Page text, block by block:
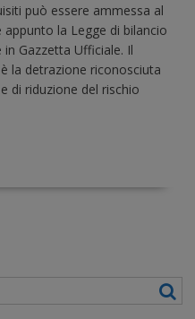
può essere ammessa al
appunto la Legge di bilancio
Gazzetta Ufficiale. Il
la detrazione riconosciuta
di riduzione del rischio